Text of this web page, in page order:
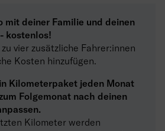
mit deiner Familie und deinen
kostenlos!
vier zusätzliche Fahrer:innen
Kosten hinzufügen.
Kilometerpaket jeden Monat
Folgemonat nach deinen
Kilometer werden